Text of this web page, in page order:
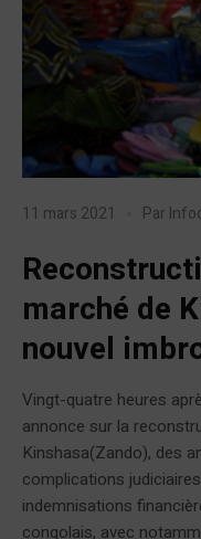
11 mars 2021 Par
marché de
nouvel
Vingt-quatre heures
annonce sur la
Kinshasa(Zando), des
complications
indemnisations
congolais, avec